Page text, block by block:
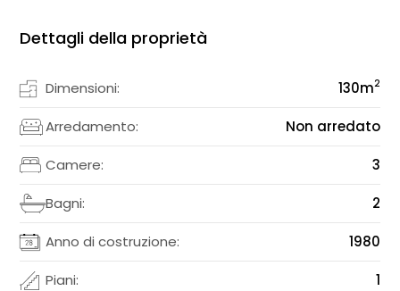
Dettagli della proprietà
Dimensioni: 130m2
Arredamento: Non arredato
Camere: 3
Bagni: 2
Anno di costruzione: 1980
Piani: 1